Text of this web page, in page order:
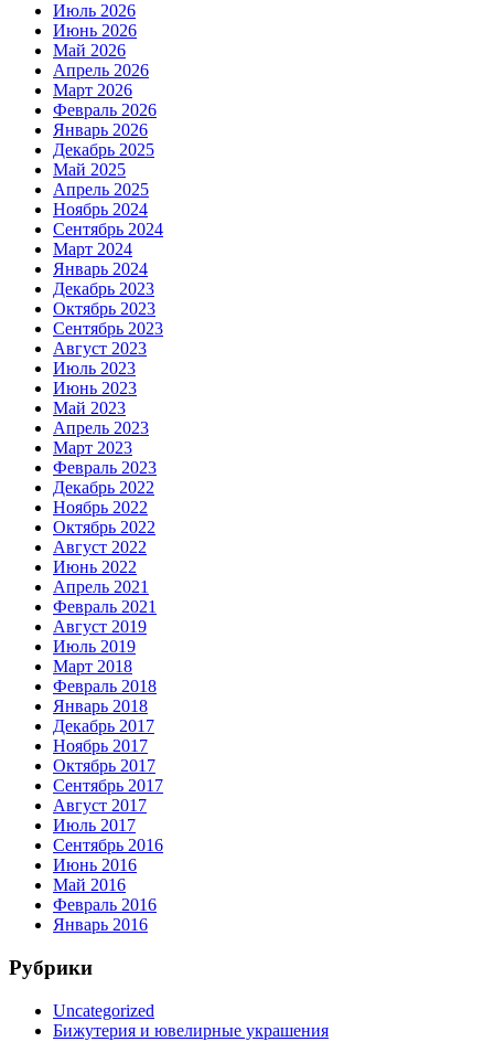
Июль 2026
Июнь 2026
Май 2026
Апрель 2026
Март 2026
Февраль 2026
Январь 2026
Декабрь 2025
Май 2025
Апрель 2025
Ноябрь 2024
Сентябрь 2024
Март 2024
Январь 2024
Декабрь 2023
Октябрь 2023
Сентябрь 2023
Август 2023
Июль 2023
Июнь 2023
Май 2023
Апрель 2023
Март 2023
Февраль 2023
Декабрь 2022
Ноябрь 2022
Октябрь 2022
Август 2022
Июнь 2022
Апрель 2021
Февраль 2021
Август 2019
Июль 2019
Март 2018
Февраль 2018
Январь 2018
Декабрь 2017
Ноябрь 2017
Октябрь 2017
Сентябрь 2017
Август 2017
Июль 2017
Сентябрь 2016
Июнь 2016
Май 2016
Февраль 2016
Январь 2016
Рубрики
Uncategorized
Бижутерия и ювелирные украшения